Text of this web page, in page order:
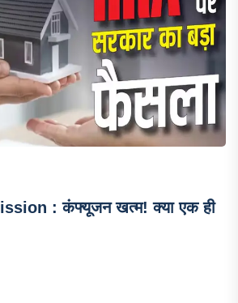
: कंफ्यूजन खत्म! क्या एक ही